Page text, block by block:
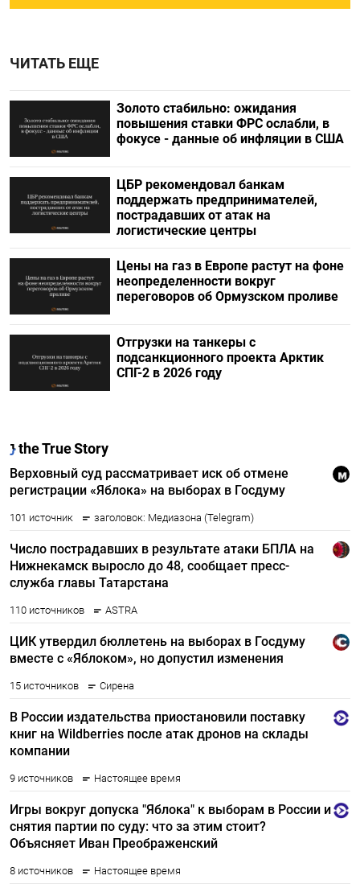
ЧИТАТЬ ЕЩЕ
Золото стабильно: ожидания
повышения ставки ФРС ослабли, в
фокусе - данные об инфляции в США
ЦБР рекомендовал банкам
поддержать предпринимателей,
пострадавших от атак на
логистические центры
Цены на газ в Европе растут на фоне
неопределенности вокруг
переговоров об Ормузском проливе
Отгрузки на танкеры с
подсанкционного проекта Арктик
СПГ-2 в 2026 году